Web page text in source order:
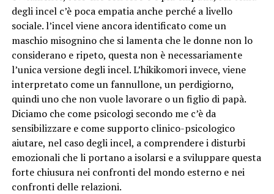
degli incel c’è poca empatia anche perché a livello
sociale. l’incel viene ancora identificato come un
maschio misognino che si lamenta che le donne non lo
considerano e ripeto, questa non è necessariamente
l’unica versione degli incel. L’hikikomori invece, viene
interpretato come un fannullone, un perdigiorno,
quindi uno che non vuole lavorare o un figlio di papà.
Diciamo che come psicologi secondo me c’è da
sensibilizzare e come supporto clinico-psicologico
aiutare, nel caso degli incel, a comprendere i disturbi
emozionali che li portano a isolarsi e a sviluppare questa
forte chiusura nei confronti del mondo esterno e nei
confronti delle relazioni.